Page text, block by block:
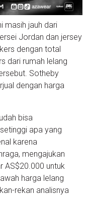
masih jauh dari
Jordan dan jersey
dengan total
dari rumah lelang
Sotheby
dengan harga
bisa
apa yang
karena
mengajukan
AS$20.000 untuk
harga lelang
rekan analisnya